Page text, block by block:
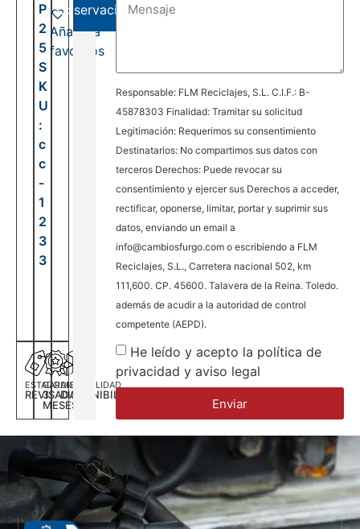
ESTADO
REVISADA
GARANTÍA
3
MESES
DISPONILIDAD
DISPONIBILIDAD
P
2
5
S
K
U
:
c
c
-
1
2
3
3
Añadir a
favoritos
Observaciones
Responsable: FLM Reciclajes, S.L. C.I.F.: B-
45878303 Finalidad: Tramitar su solicitud
Legitimación: Requerimos su consentimiento
Destinatarios: No compartimos sus datos con
terceros Derechos: Puede revocar su
consentimiento y ejercer sus Derechos a acceder,
rectificar, oponerse, limitar, portar y suprimir sus
datos, enviando un email a
info@cambiosfurgo.com o escribiendo a FLM
Reciclajes, S.L., Carretera nacional 502, km
111,600. CP. 45600. Talavera de la Reina. Toledo.
además de acudir a la autoridad de control
competente (AEPD).
He leído y acepto la política de
privacidad y aviso legal
Enviar